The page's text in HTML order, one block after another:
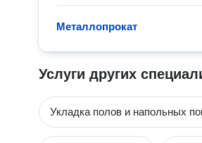
Металлопрокат
Услуги других
Укладка полов и напольных